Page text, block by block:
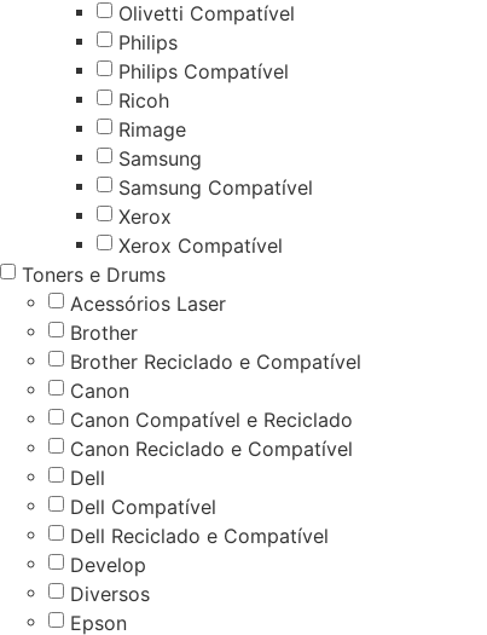
Olivetti Compatível
Philips
Philips Compatível
Ricoh
Rimage
Samsung
Samsung Compatível
Xerox
Xerox Compatível
Toners e Drums
Acessórios Laser
Brother
Brother Reciclado e Compatível
Canon
Canon Compatível e Reciclado
Canon Reciclado e Compatível
Dell
Dell Compatível
Dell Reciclado e Compatível
Develop
Diversos
Epson